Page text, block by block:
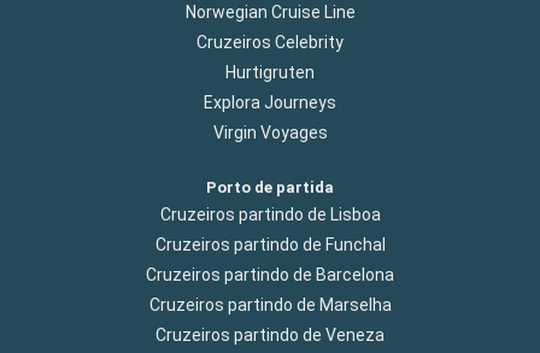
Norwegian Cruise Line
Cruzeiros Celebrity
Hurtigruten
Explora Journeys
Virgin Voyages
Porto de partida
Cruzeiros partindo de Lisboa
Cruzeiros partindo de Funchal
Cruzeiros partindo de Barcelona
Cruzeiros partindo de Marselha
Cruzeiros partindo de Veneza